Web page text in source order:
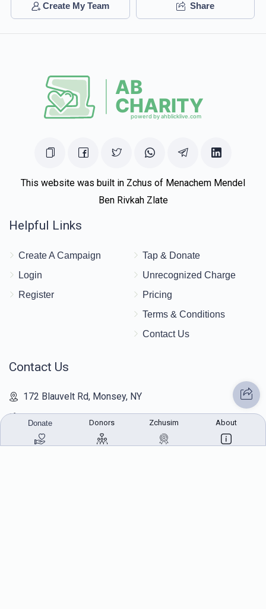
Create My Team Share
This website was built in Zchus of Menachem Mendel
Ben Rivkah Zlate
Helpful Links
Create A Campaign
Login
Register
Tap & Donate
Unrecognized Charge
Pricing
Terms & Conditions
Contact Us
Contact Us
172 Blauvelt Rd, Monsey, NY
(212) 239-8923
info@abcharity.org
Donate Donors Zchusim About